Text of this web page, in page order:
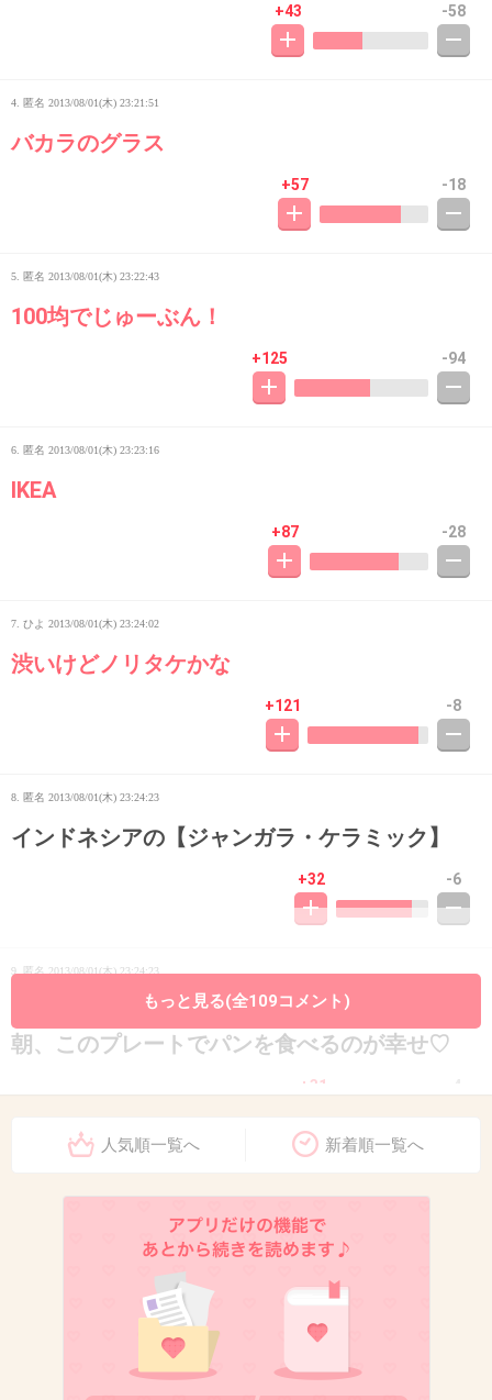
+43 -58
4. 匿名 2013/08/01(木) 23:21:51
バカラのグラス
+57 -18
5. 匿名 2013/08/01(木) 23:22:43
100均でじゅーぶん！
+125 -94
6. 匿名 2013/08/01(木) 23:23:16
IKEA
+87 -28
7. ひよ 2013/08/01(木) 23:24:02
渋いけどノリタケかな
+121 -8
8. 匿名 2013/08/01(木) 23:24:23
インドネシアの【ジャンガラ・ケラミック】
+32 -6
9. 匿名 2013/08/01(木) 23:24:23
ロールストランドのアネモン♪
朝、このプレートでパンを食べるのが幸せ♡
+31
セリア！！100円でカワイイデザインたくさん
+123
2013/08/01(木) 23:25:30
もっと見る(全109コメント)
人気順一覧へ 新着順一覧へ